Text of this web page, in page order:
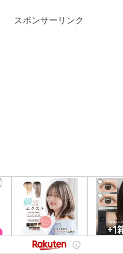
スポンサーリンク